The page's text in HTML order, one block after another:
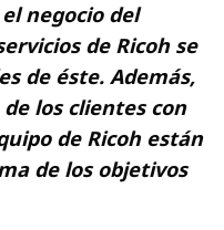
negocio del
de Ricoh se
de éste. Además,
los clientes con
de Ricoh están
de los objetivos